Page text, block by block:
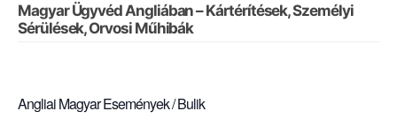
Magyar Ügyvéd Angliában – Kártérítések, Személyi
Sérülések, Orvosi Műhibák
Angliai Magyar Események / Bulik